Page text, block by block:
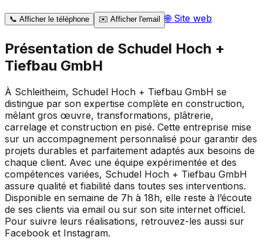
📞 Afficher le téléphone ✉️ Afficher l'email 🌐Site web
Présentation de Schudel Hoch +
Tiefbau GmbH
À Schleitheim, Schudel Hoch + Tiefbau GmbH se
distingue par son expertise complète en construction,
mêlant gros œuvre, transformations, plâtrerie,
carrelage et construction en pisé. Cette entreprise mise
sur un accompagnement personnalisé pour garantir des
projets durables et parfaitement adaptés aux besoins de
chaque client. Avec une équipe expérimentée et des
compétences variées, Schudel Hoch + Tiefbau GmbH
assure qualité et fiabilité dans toutes ses interventions.
Disponible en semaine de 7h à 18h, elle reste à l’écoute
de ses clients via email ou sur son site internet officiel.
Pour suivre leurs réalisations, retrouvez-les aussi sur
Facebook et Instagram.